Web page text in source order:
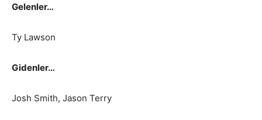
Gelenler…
Ty Lawson
Gidenler…
Josh Smith, Jason Terry